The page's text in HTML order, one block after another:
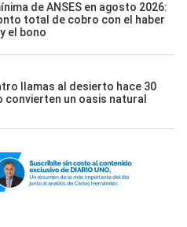
de ANSES en agosto 2026:
total de cobro con el haber
el bono
llamas al desierto hace 30
convierten un oasis natural